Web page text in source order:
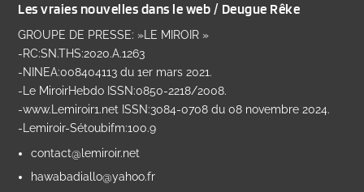
Les vraies nouvelles dans le web / Deugue Rêke
GROUPE DE PRESSE: »LE MIROIR »
-RC:SN.THS:2020.A.1263
-NINEA:008404113 du 1er mars 2021.
-Le MiroirHebdo ISSN:0850-2218/2008.
-www.Lemiroir1.net ISSN:3084-0708 du 08 novembre 2024.
-Lemiroir-Sétoubifm:100.9
contact@lemiroir.net
hawabadiallo@yahoo.fr